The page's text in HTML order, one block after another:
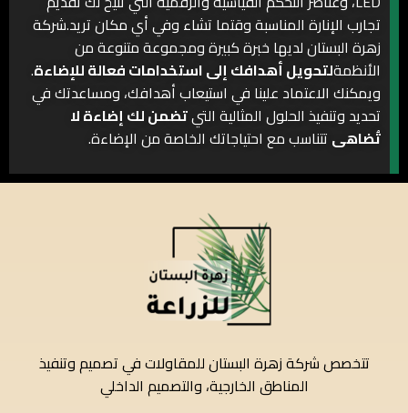
تجارب الإنارة المناسبة وقتما تشاء وفي أي مكان تريد.شركة
زهرة البستان لديها خبرة كبيرة ومجموعة متنوعة من
الأنظمةلتحويل أهدافك إلى استخدامات فعالة للإضاءة.
ويمكنك الاعتماد علينا في استيعاب أهدافك، ومساعدتك في
تحديد وتنفيذ الحلول المثالية التيتضمن لك إضاءة لا
تُضاهى تتناسب مع احتياجاتك الخاصة من الإضاءة.
تتخصص شركة زهرة البستان للمقاولات في تصميم وتنفيذ
المناطق الخارجية، والتصميم الداخلي